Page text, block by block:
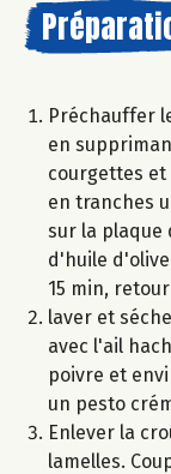
Préchauffer
en
courgettes et
en tranches
sur la plaque
d'huile
15 min,
laver et
avec l'ail
poivre et
un pesto
Enlever la
lamelles.